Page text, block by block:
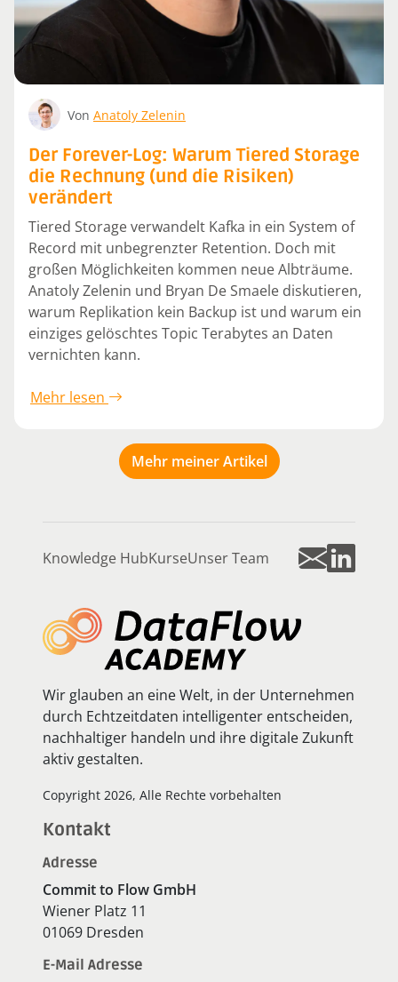
Von Anatoly Zelenin
Der Forever-Log: Warum Tiered Storage
die Rechnung (und die Risiken)
verändert
Tiered Storage verwandelt Kafka in ein System of
Record mit unbegrenzter Retention. Doch mit
großen Möglichkeiten kommen neue Albträume.
Anatoly Zelenin und Bryan De Smaele diskutieren,
warum Replikation kein Backup ist und warum ein
einziges gelöschtes Topic Terabytes an Daten
vernichten kann.
Mehr lesen
Mehr meiner Artikel
Knowledge HubKurseUnser Team
Wir glauben an eine Welt, in der Unternehmen
durch Echtzeitdaten intelligenter entscheiden,
nachhaltiger handeln und ihre digitale Zukunft
aktiv gestalten.
Copyright 2026, Alle Rechte vorbehalten
Kontakt
Adresse
Commit to Flow GmbH
Wiener Platz 11
01069 Dresden
E-Mail Adresse